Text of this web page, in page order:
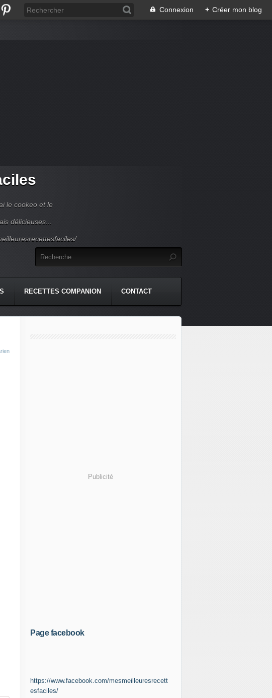
Connexion + Créer mon blog
le cookeo et le
délicieuses...
RECETTES COMPANION CONTACT
Publicité
Page facebook
https://www.facebook.com/mesmeilleuresrecett
esfaciles/